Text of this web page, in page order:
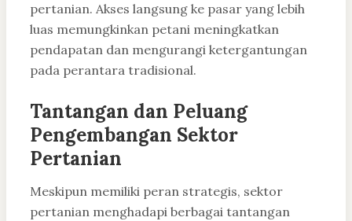
pertanian. Akses langsung ke pasar yang lebih
luas memungkinkan petani meningkatkan
pendapatan dan mengurangi ketergantungan
pada perantara tradisional.
Tantangan dan Peluang
Pengembangan Sektor
Pertanian
Meskipun memiliki peran strategis, sektor
pertanian menghadapi berbagai tantangan